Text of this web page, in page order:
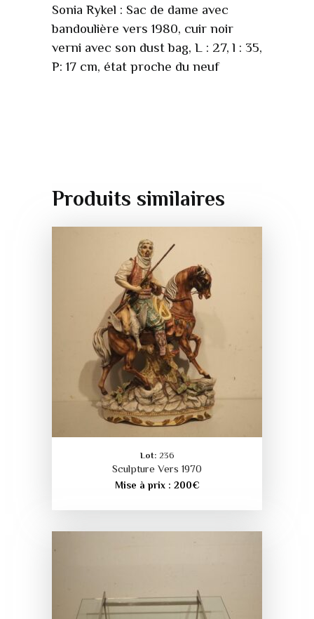
Sonia Rykel : Sac de dame avec
bandoulière vers 1980, cuir noir
verni avec son dust bag, L : 27, l : 35,
P: 17 cm, état proche du neuf
Produits similaires
Lot: 236
Sculpture Vers 1970
Mise à prix : 200€